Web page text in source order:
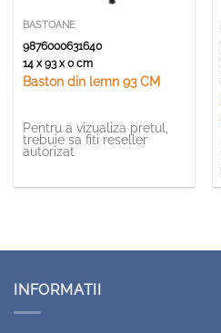
BASTOANE
9876000631640
14 x 93 x 0 cm
Baston din lemn 93 CM
Pentru a vizualiza pretul,
trebuie sa fiti reseller
autorizat
INFORMATII